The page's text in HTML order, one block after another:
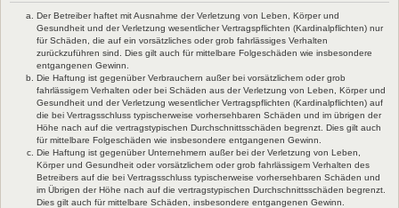
Der Betreiber haftet mit Ausnahme der Verletzung von Leben, Körper und
Gesundheit und der Verletzung wesentlicher Vertragspflichten (Kardinalpflichten) nur
für Schäden, die auf ein vorsätzliches oder grob fahrlässiges Verhalten
zurückzuführen sind. Dies gilt auch für mittelbare Folgeschäden wie insbesondere
entgangenen Gewinn.
Die Haftung ist gegenüber Verbrauchern außer bei vorsätzlichem oder grob
fahrlässigem Verhalten oder bei Schäden aus der Verletzung von Leben, Körper und
Gesundheit und der Verletzung wesentlicher Vertragspflichten (Kardinalpflichten) auf
die bei Vertragsschluss typischerweise vorhersehbaren Schäden und im übrigen der
Höhe nach auf die vertragstypischen Durchschnittsschäden begrenzt. Dies gilt auch
für mittelbare Folgeschäden wie insbesondere entgangenen Gewinn.
Die Haftung ist gegenüber Unternehmern außer bei der Verletzung von Leben,
Körper und Gesundheit oder vorsätzlichem oder grob fahrlässigem Verhalten des
Betreibers auf die bei Vertragsschluss typischerweise vorhersehbaren Schäden und
im Übrigen der Höhe nach auf die vertragstypischen Durchschnittsschäden begrenzt.
Dies gilt auch für mittelbare Schäden, insbesondere entgangenen Gewinn.